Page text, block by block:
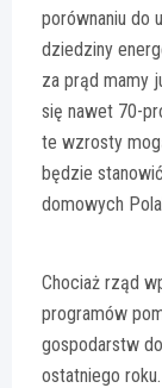
porównaniu do
dziedziny
za prąd mamy
się nawet 70-
te wzrosty
będzie
domowych
Chociaż rząd
programów
gospodarstw
ostatniego